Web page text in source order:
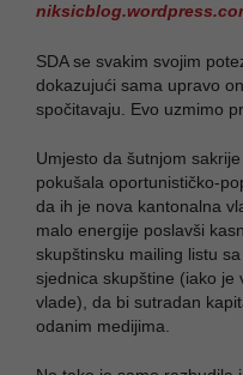
SDA se svakim svojim
dokazujući sama upravo
spočitavaju. Evo uzmimo
Umjesto da šutnjom
pokušala oportunističko-
da ih je nova kantonalna
malo energije poslavši
skupštinsku mailing listu
sjednica skupštine (iako je
vlade), da bi sutradan
odanim medijima.